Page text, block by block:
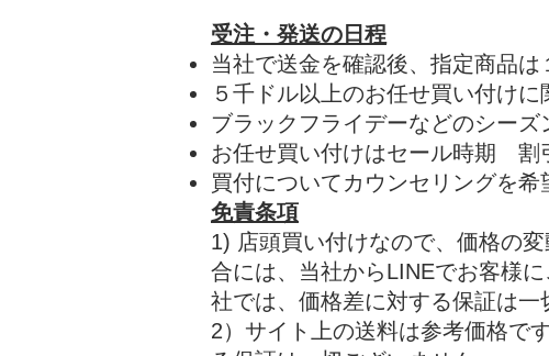
受注・発送の日程
当社で送金を確認後、指定商品
５千ドル以上のお任せ買い付け
ブラックフライデーなどのシーズ
お任せ買い付けはセール時期 割
買付についてカウンセリングを
免責条項
1) 店頭買い付けなので、価格の
合には、当社からLINEでお客様
社では、価格差に対する保証は一
2）サイト上の送料は参考価格で